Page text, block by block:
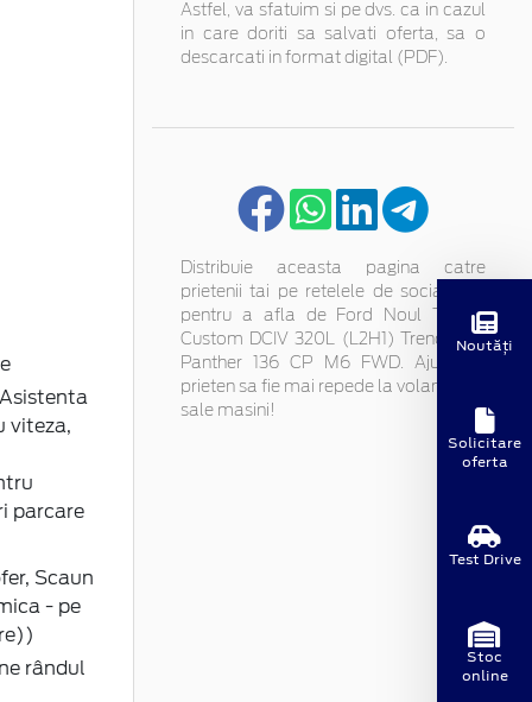
viteza,
parcare
Scaun
- pe
rândul
Astfel, va sfatuim si pe dvs. ca in cazul
in care doriti sa salvati oferta, sa o
descarcati in format digital (PDF).
Distribuie aceasta pagina catre
prietenii tai pe retelele de socializare
pentru a afla de Ford Noul Transit
Custom DCIV 320L (L2H1) Trend 2.0L
Panther 136 CP M6 FWD. Ajuta un
prieten sa fie mai repede la volanul noii
sale masini!
Noutăți
Solicitare
oferta
Test Drive
Stoc
online